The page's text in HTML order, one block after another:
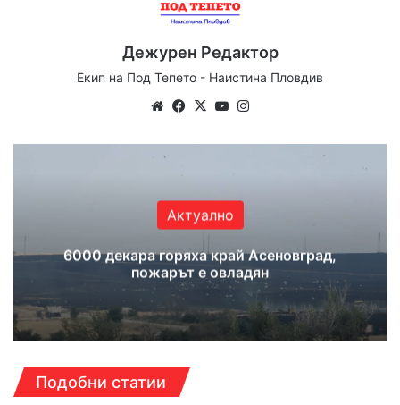
Дежурен Редактор
Екип на Под Тепето - Наистина Пловдив
We
te
Fa
bo
X
Yo
ub ra
Актуално
6000 декара горяха край Асеновград,
пожарът е овладян
Подобни статии